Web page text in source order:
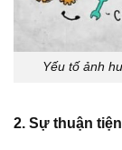
Yếu tố ảnh
2. Sự thuận tiện